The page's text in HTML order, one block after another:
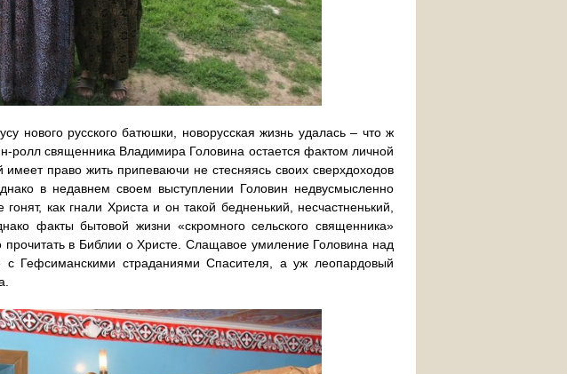
нового русского батюшки, новорусская жизнь удалась – что ж
ролл священника Владимира Головина остается фактом личной
право жить припеваючи не стесняясь своих сверхдоходов
в недавнем своем выступлении Головин недвусмысленно
как гнали Христа и он такой бедненький, несчастненький,
факты бытовой жизни «скромного сельского священника»
прочитать в Библии о Христе. Слащавое умиление Головина над
Гефсиманскими страданиями Спасителя, а уж леопардовый